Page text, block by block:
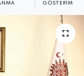
GÖSTERIM